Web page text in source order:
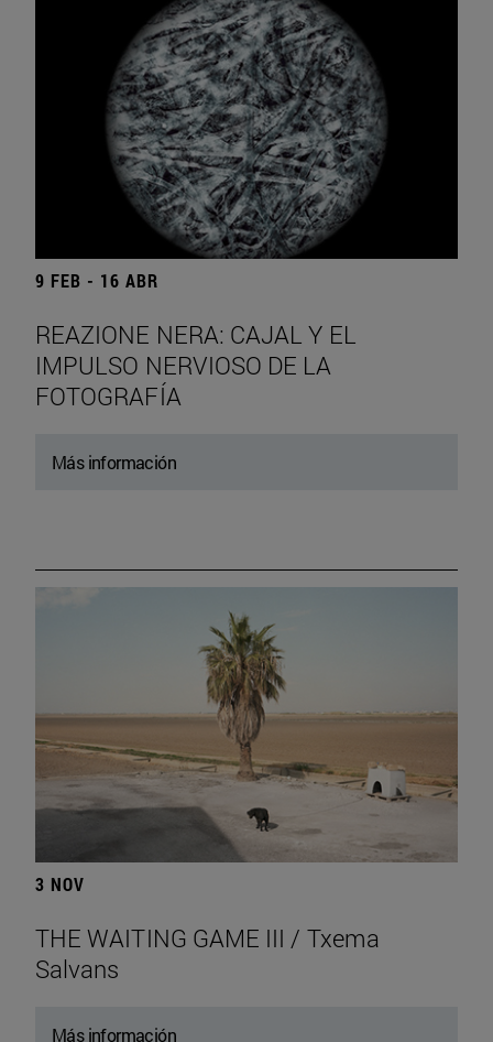
9 FEB - 16 ABR
REAZIONE NERA: CAJAL Y EL
IMPULSO NERVIOSO DE LA
FOTOGRAFÍA
Más información
3 NOV
THE WAITING GAME III / Txema
Salvans
Más información